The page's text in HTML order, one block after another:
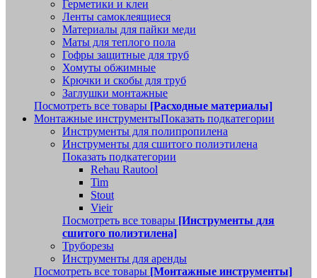
Герметики и клеи
Ленты самоклеящиеся
Материалы для пайки меди
Маты для теплого пола
Гофры защитные для труб
Хомуты обжимные
Крючки и скобы для труб
Заглушки монтажные
Посмотреть все товары [Расходные материалы]
Монтажные инструментыПоказать подкатегории
Инструменты для полипропилена
Инструменты для сшитого полиэтилена
Показать подкатегории
Rehau Rautool
Tim
Stout
Vieir
Посмотреть все товары [Инструменты для
сшитого полиэтилена]
Труборезы
Инструменты для аренды
Посмотреть все товары [Монтажные инструменты]